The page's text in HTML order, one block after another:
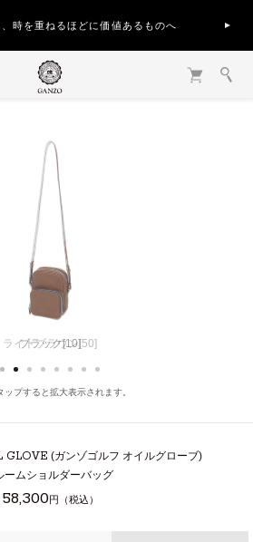
時を重ねるほどに価値あるものへ
ブラック[10]
ライトブラウン[50]
ップすると拡大表示されます。
GLOVE (ガンゾゴルフ オイルグローブ)
ームショルダーバッグ
58,300円（税込）